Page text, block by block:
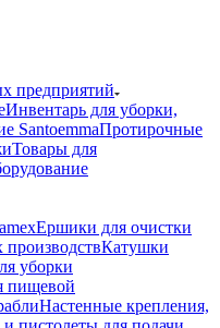
предприятий
Инвентарь для уборки,
SantoemmaПротирочные
Товары для
Ершики для очистки
Катушки
уборки
пищевой
Настенные крепления,